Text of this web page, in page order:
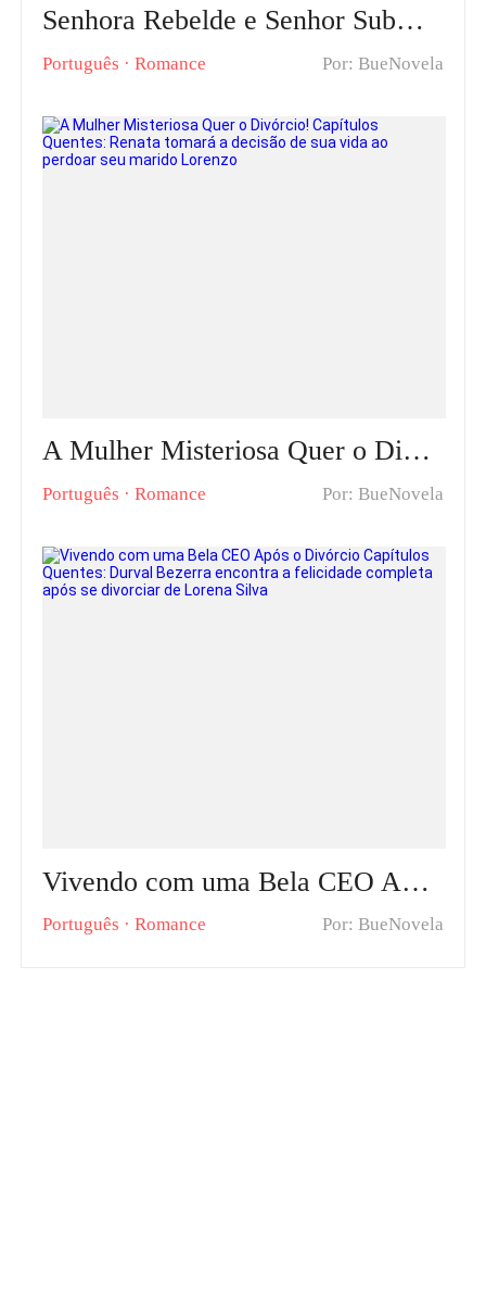
Senhora Rebelde e Senhor Submisso Capítulos Quentes: Reconquistando a Ex-Mulher com Amor, Carinho e Compreensão
Português ·Romance Por: BueNovela
A Mulher Misteriosa Quer o Divórcio! Capítulos Quentes: Renata tomará a decisão de sua vida ao perdoar seu marido Lorenzo
Português ·Romance Por: BueNovela
Vivendo com uma Bela CEO Após o Divórcio Capítulos Quentes: Durval Bezerra encontra a felicidade completa após se divorciar de Lorena Silva
Português ·Romance Por: BueNovela